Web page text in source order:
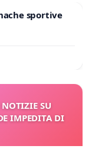
sportive
NOTIZIE SU
IMPEDITA DI